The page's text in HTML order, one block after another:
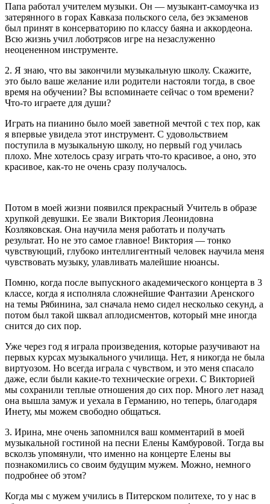
Папа работал учителем музыки. Он — музыкант-самоучка из
затерянного в горах Кавказа польского села, без экзаменов
был принят в консерваторию по классу баяна и аккордеона.
Всю жизнь учил лоботрясов игре на незаслуженно
неоцененном инструменте.
2. Я знаю, что вы закончили музыкальную школу. Скажите,
это было ваше желание или родители настояли тогда, в свое
время на обучении? Вы вспоминаете сейчас о том времени?
Что-то играете для души?
Играть на пианино было моей заветной мечтой с тех пор, как
я впервые увидела этот инструмент. С удовольствием
поступила в музыкальную школу, но первый год училась
плохо. Мне хотелось сразу играть что-то красивое, а оно, это
красивое, как-то не очень сразу получалось.
Потом в моей жизни появился прекрасный Учитель в образе
хрупкой девушки. Ее звали Виктория Леонидовна
Козляковская. Она научила меня работать и получать
результат. Но не это самое главное! Виктория — тонко
чувствующий, глубоко интеллигентный человек научила меня
чувствовать музыку, улавливать малейшие нюансы.
Помню, когда после выпускного академического концерта в 3
классе, когда я исполняла сложнейшие Фантазии Аренского
на темы Рябинина, зал сначала немо сидел несколько секунд, а
потом был такой шквал аплодисментов, который мне иногда
снится до сих пор.
Уже через год я играла произведения, которые разучивают на
первых курсах музыкального училища. Нет, я никогда не была
виртуозом. Но всегда играла с чувством, и это меня спасало
даже, если были какие-то технические огрехи. С Викторией
мы сохранили теплые отношения до сих пор. Много лет назад
она вышла замуж и уехала в Германию, но теперь, благодаря
Инету, мы можем свободно общаться.
3. Ирина, мне очень запомнился ваш комментарий в моей
музыкальной гостиной на песни Елены Камбуровой. Тогда вы
всколзь упомянули, что именно на концерте Елены вы
познакомились со своим будущим мужем. Можно, немного
подробнее об этом?
Когда мы с мужем учились в Питерском политехе, то у нас в